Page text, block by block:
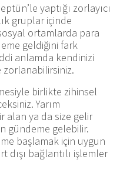
yaptığı zorlayıcı
gruplar içinde
ortamlarda para
geldiğini fark
anlamda kendinizi
birlikte zihinsel
Yarım
alan ya da size gelir
gündeme gelebilir.
başlamak için uygun
dışı bağlantılı işlemler